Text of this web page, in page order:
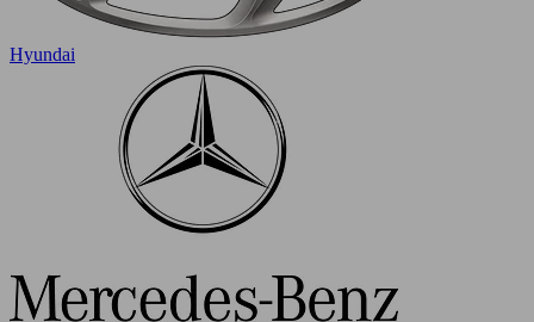
Hyundai